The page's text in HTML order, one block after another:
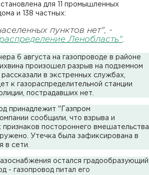
для 11 промышленных
и 138 частных:
пунктов нет", -
Ленобласть".
6 августа на газопроводе в районе
произошел разрыв на подземном
в экстренных службах,
к газораспределительной станции
пострадавших нет.
принадлежит "Газпром
сообщили, что взрыва и
постороннего вмешательства,
Утечка была зафиксирована в
в сети.
остался градообразующий
- газопровод питал его